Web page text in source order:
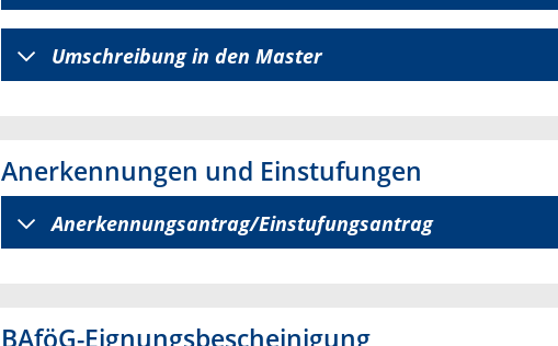
Umschreibung in den Master
Anerkennungen und Einstufungen
Anerkennungsantrag/Einstufungsantrag
BAföG-Eignungsbescheinigung